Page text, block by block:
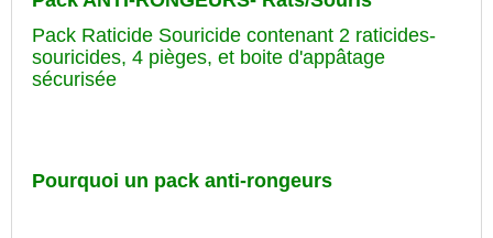
Pack Raticide Souricide contenant 2 raticides-
souricides, 4 pièges, et boite d'appâtage
sécurisée
Pourquoi un pack anti-rongeurs